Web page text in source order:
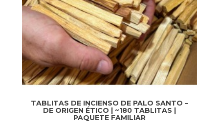
TABLITAS DE INCIENSO DE PALO SANTO –
DE ORIGEN ÉTICO | ~180 TABLITAS |
PAQUETE FAMILIAR